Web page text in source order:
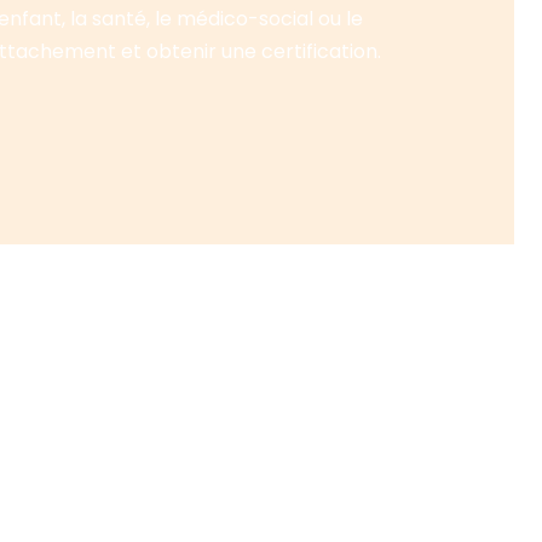
la santé, le médico-social ou le
et obtenir une certification.